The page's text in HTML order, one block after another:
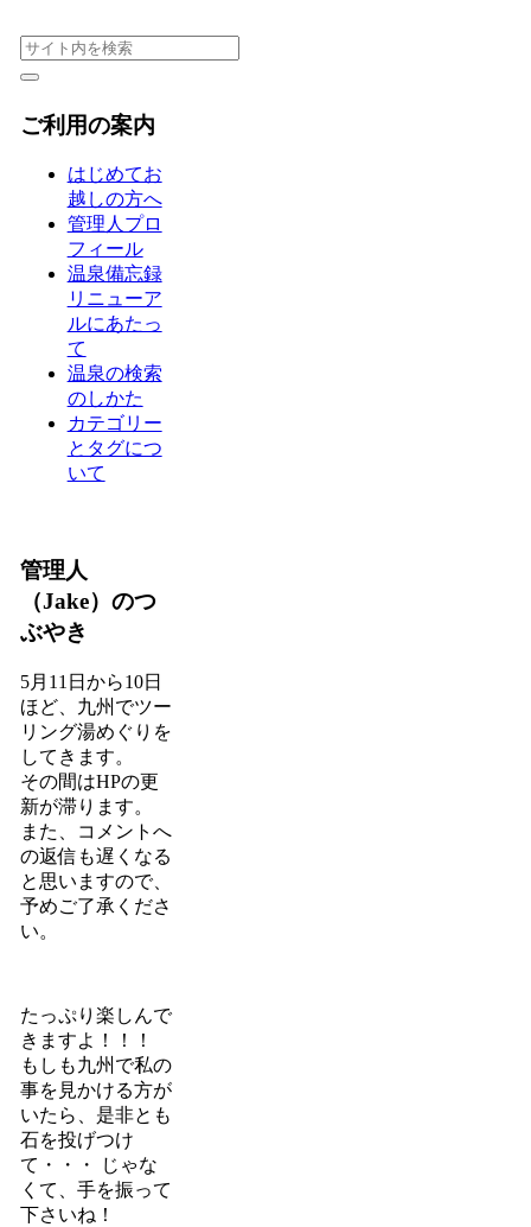
ご利用の案内
はじめてお
越しの方へ
管理人プロ
フィール
温泉備忘録
リニューア
ルにあたっ
て
温泉の検索
のしかた
カテゴリー
とタグにつ
いて
管理人
（Jake）のつ
ぶやき
5月11日から10日
ほど、九州でツー
リング湯めぐりを
してきます。
その間はHPの更
新が滞ります。
また、コメントへ
の返信も遅くなる
と思いますので、
予めご了承くださ
い。
たっぷり楽しんで
きますよ！！！
もしも九州で私の
事を見かける方が
いたら、是非とも
石を投げつけ
て・・・ じゃな
くて、手を振って
下さいね！